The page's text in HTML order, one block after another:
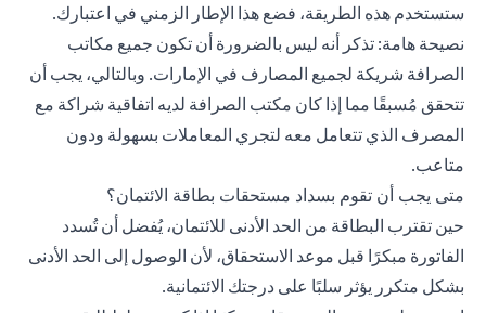
ستستخدم هذه الطريقة، فضع هذا الإطار الزمني في اعتبارك.
نصيحة هامة: تذكر أنه ليس بالضرورة أن تكون جميع مكاتب
الصرافة شريكة لجميع المصارف في الإمارات. وبالتالي، يجب أن
تتحقق مُسبقًا مما إذا كان مكتب الصرافة لديه اتفاقية شراكة مع
المصرف الذي تتعامل معه لتجري المعاملات بسهولة ودون
متاعب.
متى يجب أن تقوم بسداد مستحقات بطاقة الائتمان؟
حين تقترب البطاقة من الحد الأدنى للائتمان، يُفضل أن تُسدد
الفاتورة مبكرًا قبل موعد الاستحقاق، لأن الوصول إلى الحد الأدنى
بشكل متكرر يؤثر سلبًا على درجتك الائتمانية.